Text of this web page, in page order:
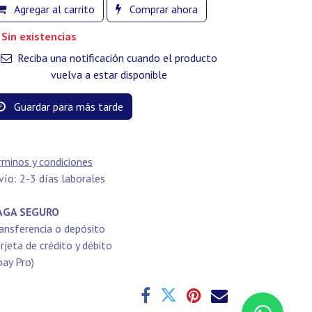
Agregar al carrito
Comprar ahora
Sin existencias
Reciba una notificación cuando el producto
vuelva a estar disponible
Guardar para más tarde
y condiciones
2-3 días laborales
SEGURO
o depósito
de crédito y débito
Pro)